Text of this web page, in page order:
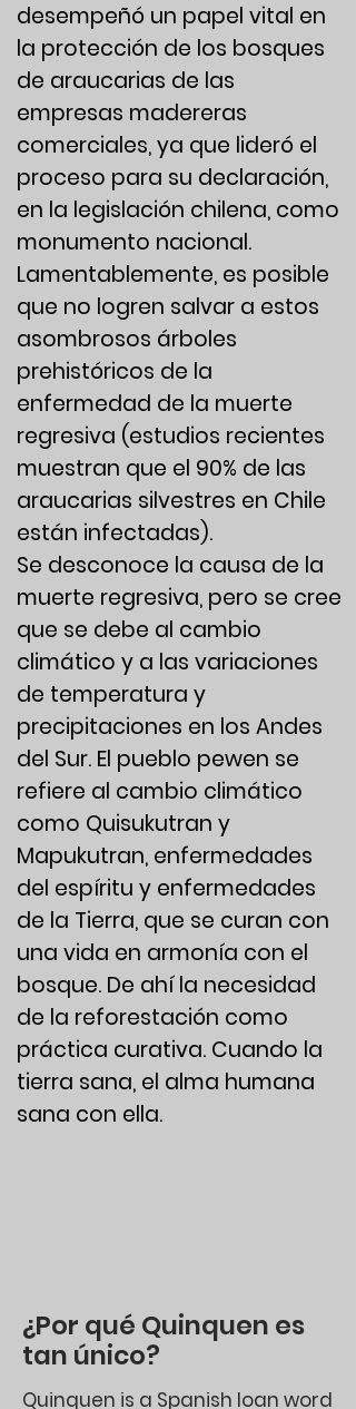
desempeñó un papel vital en
la protección de los bosques
de araucarias de las
empresas madereras
comerciales, ya que lideró el
proceso para su declaración,
en la legislación chilena, como
monumento nacional.
Lamentablemente, es posible
que no logren salvar a estos
asombrosos árboles
prehistóricos de la
enfermedad de la muerte
regresiva (estudios recientes
muestran que el 90% de las
araucarias silvestres en Chile
están infectadas).
Se desconoce la causa de la
muerte regresiva, pero se cree
que se debe al cambio
climático y a las variaciones
de temperatura y
precipitaciones en los Andes
del Sur. El pueblo pewen se
refiere al cambio climático
como Quisukutran y
Mapukutran, enfermedades
del espíritu y enfermedades
de la Tierra, que se curan con
una vida en armonía con el
bosque. De ahí la necesidad
de la reforestación como
práctica curativa. Cuando la
tierra sana, el alma humana
sana con ella.
¿Por qué Quinquen es
tan único?
Quinquen is a Spanish loan word